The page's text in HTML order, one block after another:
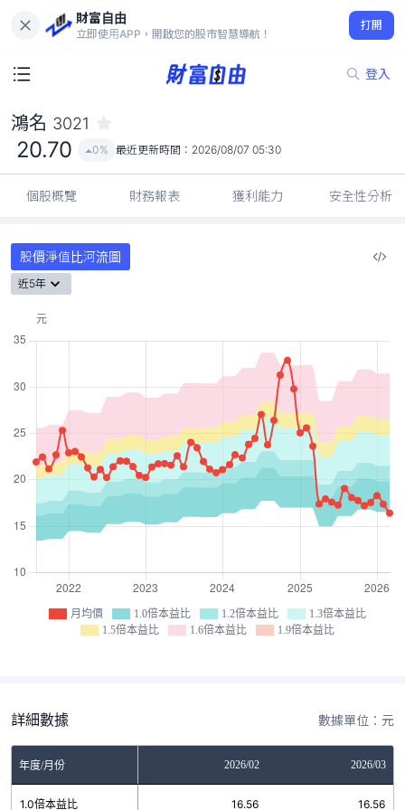
財富自由
立即使用APP，開啟您的股市智慧導航！
打開
登入
20.70
0%
鴻名 3021
20.70 0% 最近更新時間： 2026/08/07 05:30
個股概覽 財務報表 獲利能力 安全性分析
股價淨值比河流圖
近5年
月均價 1.0倍本益比 1.2倍本益比
1.3倍本益比
1.5倍本益比
1.6倍本益比 1.9倍本益比
詳細數據 數據單位：元
年度/月份 2026/02 2026/03
1.0倍本益比 16.56 16.56